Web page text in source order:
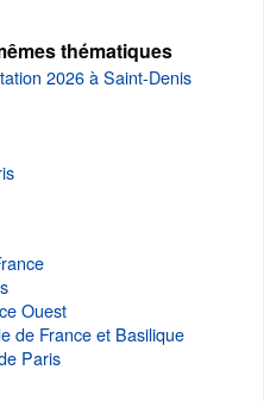
thématiques
2026 à Saint-Denis
Ouest
de France et Basilique
Paris